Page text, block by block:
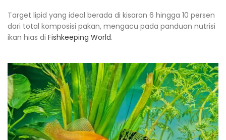
Target lipid yang ideal berada di kisaran 6 hingga 10 persen
dari total komposisi pakan, mengacu pada panduan nutrisi
ikan hias di Fishkeeping World.